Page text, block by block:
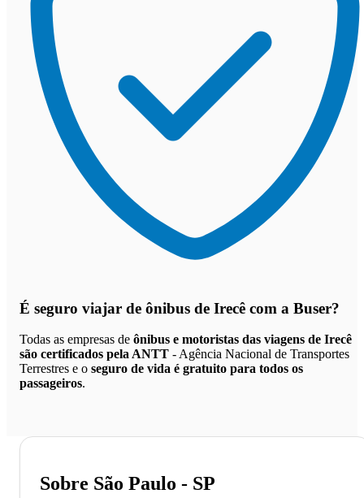
É seguro viajar de ônibus de Irecê com a Buser?
Todas as empresas de ônibus e motoristas das viagens de Irecê
são certificados pela ANTT - Agência Nacional de Transportes
Terrestres e o seguro de vida é gratuito para todos os
passageiros.
Sobre São Paulo - SP